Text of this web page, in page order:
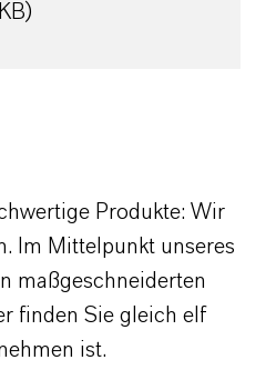
Produkte: Wir
Im Mittelpunkt unseres
maßgeschneiderten
finden Sie gleich elf
ist.